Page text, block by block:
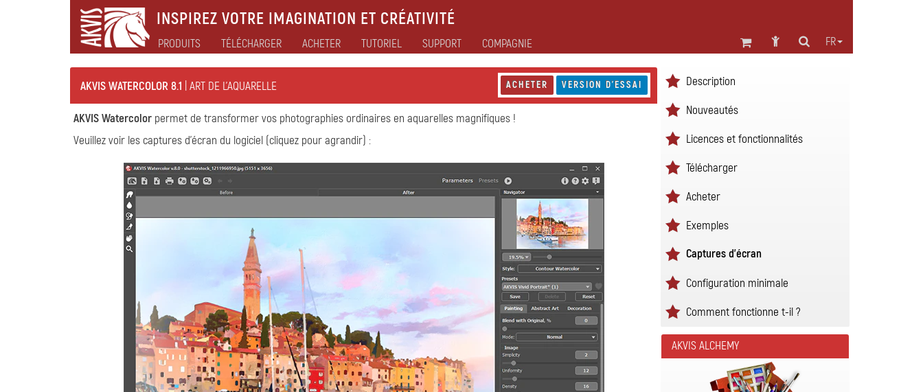
INSPIREZ VOTRE IMAGINATION ET CRÉATIVITÉ
FR
PRODUITS TÉLÉCHARGER ACHETER TUTORIEL SUPPORT COMPAGNIE
AKVIS WATERCOLOR 8.1 | ART DE L'AQUARELLE ACHETER VERSION D'ESSAI
AKVIS Watercolor permet de transformer vos photographies ordinaires en aquarelles magnifiques !
Veuillez voir les captures d'écran du logiciel (cliquez pour agrandir) :
Description
Nouveautés
Licences et fonctionnalités
Télécharger
Acheter
Exemples
Captures d'écran
Configuration minimale
Comment fonctionne t-il ?
AKVIS ALCHEMY